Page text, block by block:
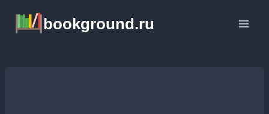
содержимому
bookground.ru